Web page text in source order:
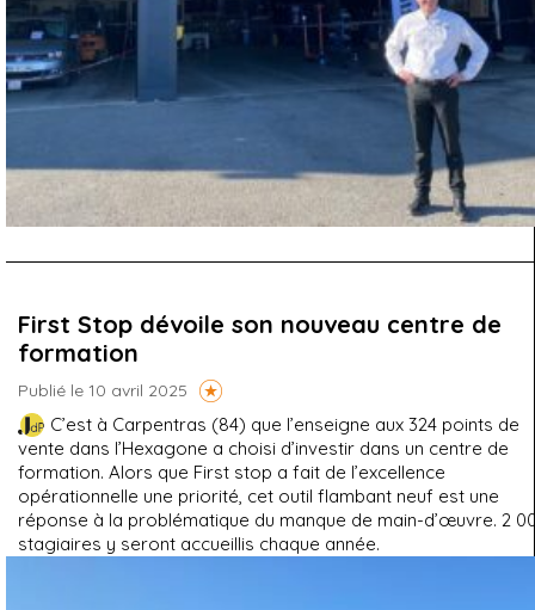
First Stop dévoile son nouveau centre de
formation
Publié le 10 avril 2025
C’est à Carpentras (84) que l’enseigne aux 324 points de
vente dans l’Hexagone a choisi d’investir dans un centre de
formation. Alors que First stop a fait de l’excellence
opérationnelle une priorité, cet outil flambant neuf est une
réponse à la problématique du manque de main-d’œuvre. 2
stagiaires y seront accueillis chaque année.